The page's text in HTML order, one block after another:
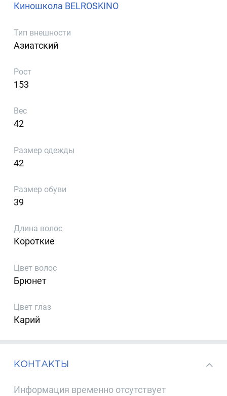
Киношкола BELROSKINO
Тип внешности
Азиатский
Рост
153
Вес
42
Размер одежды
42
Размер обуви
39
Длина волос
Короткие
Цвет волос
Брюнет
Цвет глаз
Карий
КОНТАКТЫ
Информация временно отсутствует